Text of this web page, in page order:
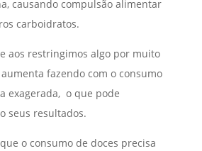
causando compulsão alimentar
carboidratos.
aos restringimos algo por muito
fazendo com o consumo
exagerada, o que pode
seus resultados.
o consumo de doces precisa